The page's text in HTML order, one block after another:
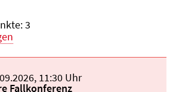
3
und Anfangszeit:
, 11:30 Uhr
Fallkonferenz